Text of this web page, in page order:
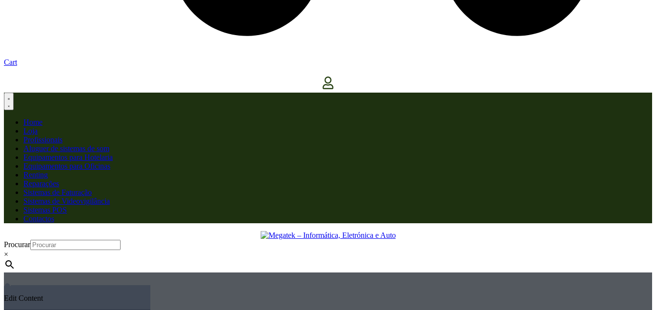
Cart
Home
Loja
Profissionais
Aluguer de sistemas de som
Equipamentos para Hotelaria
Equipamentos para Oficinas
Renting
Reparações
Sistemas de Faturação
Sistemas de Videovigilância
Sistemas POS
Contactos
Procurar
×
Edit Content